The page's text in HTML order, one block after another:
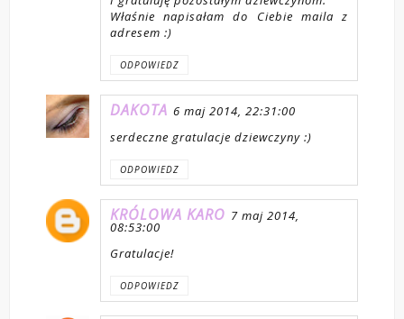
Właśnie napisałam do Ciebie maila z
adresem :)
ODPOWIEDZ
DAKOTA 6 maj 2014, 22:31:00
serdeczne gratulacje dziewczyny :)
ODPOWIEDZ
KRÓLOWA KARO 7 maj 2014,
08:53:00
Gratulacje!
ODPOWIEDZ